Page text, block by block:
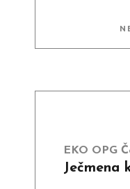
EKO OPG
Ječmena